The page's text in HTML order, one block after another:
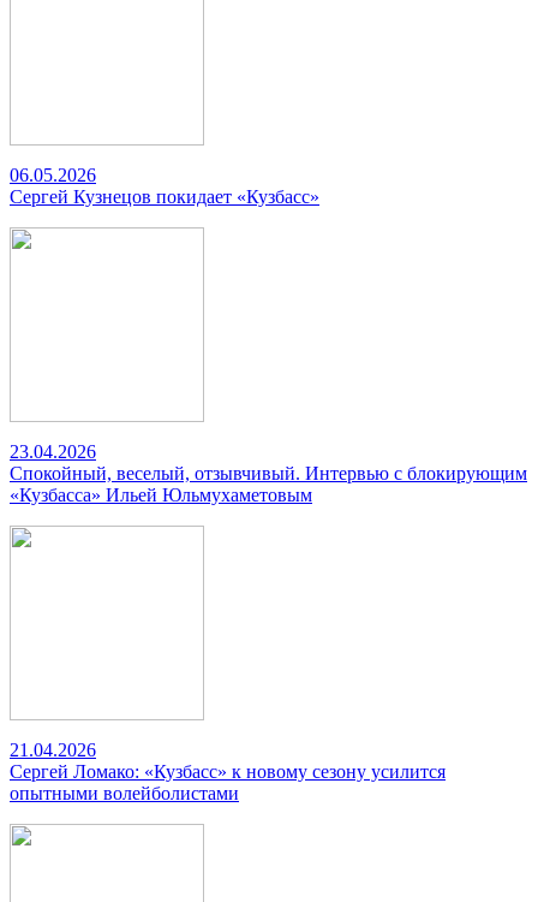
06.05.2026
Сергей Кузнецов покидает «Кузбасс»
23.04.2026
Спокойный, веселый, отзывчивый. Интервью с блокирующим
«Кузбасса» Ильей Юльмухаметовым
21.04.2026
Сергей Ломако: «Кузбасс» к новому сезону усилится
опытными волейболистами